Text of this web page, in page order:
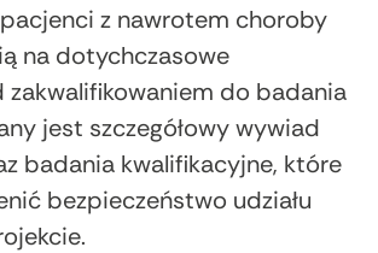
z nawrotem choroby
na dotychczasowe
zakwalifikowaniem do badania
jest szczegółowy wywiad
badania kwalifikacyjne, które
bezpieczeństwo udziału